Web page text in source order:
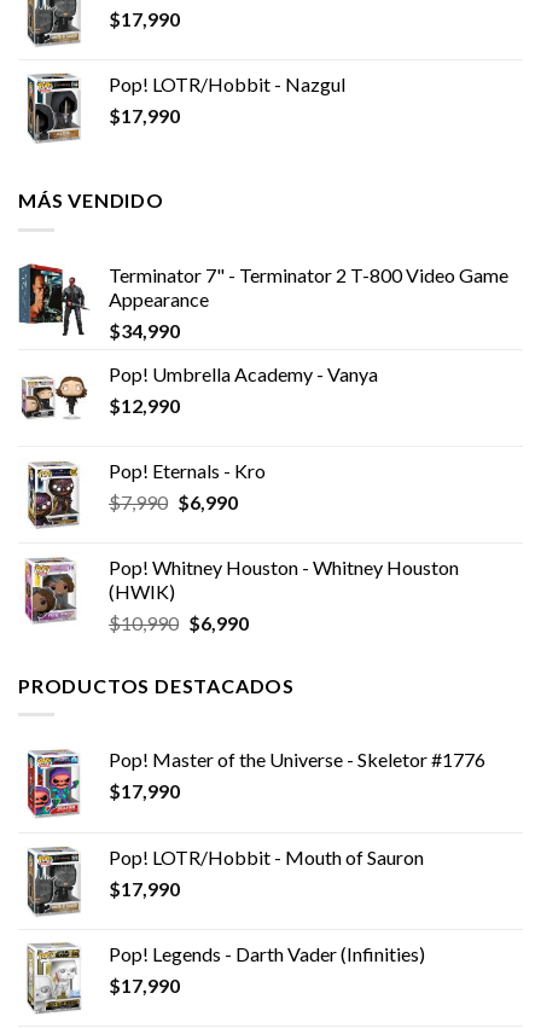
$17,990
Pop! LOTR/Hobbit - Nazgul
$17,990
MÁS VENDIDO
Terminator 7" - Terminator 2 T-800 Video Game
Appearance
$34,990
Pop! Umbrella Academy - Vanya
$12,990
Pop! Eternals - Kro
$7,990 El
era:
$6,990El
es:
Pop! Whitney Houston - Whitney Houston
(HWIK)
$10,990 El
era:
$6,990El
es:
PRODUCTOS DESTACADOS
Pop! Master of the Universe - Skeletor #1776
$17,990
Pop! LOTR/Hobbit - Mouth of Sauron
$17,990
Pop! Legends - Darth Vader (Infinities)
$17,990